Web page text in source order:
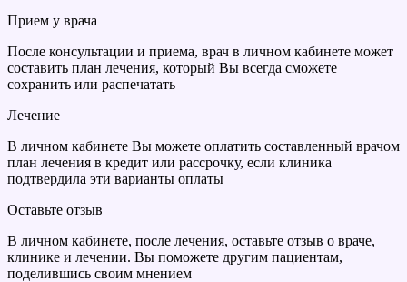
Прием у врача
После консультации и приема, врач в личном кабинете может
составить план лечения, который Вы всегда сможете
сохранить или распечатать
Лечение
В личном кабинете Вы можете оплатить составленный врачом
план лечения в кредит или рассрочку, если клиника
подтвердила эти варианты оплаты
Оставьте отзыв
В личном кабинете, после лечения, оставьте отзыв о враче,
клинике и лечении. Вы поможете другим пациентам,
поделившись своим мнением